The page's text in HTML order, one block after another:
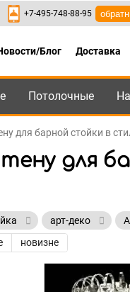
+7-495-748-88-95 ,
+7-495-748-88-95
Блог Доставка
Потолочные
для барной стойки в
для
арт-деко
новизне